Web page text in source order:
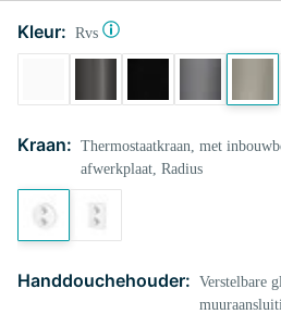
Kleur: Rvs
Kraan: Thermostaatkraan, met
afwerkplaat, Radius
Handdouchehouder: Verstelbare